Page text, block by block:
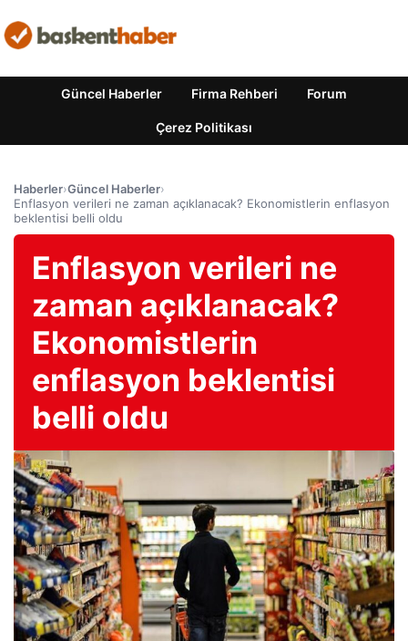
Güncel Haberler Firma Rehberi Forum
Çerez Politikası
Haberler›Güncel Haberler›
Enflasyon verileri ne zaman açıklanacak? Ekonomistlerin enflasyon
beklentisi belli oldu
Enflasyon verileri ne
zaman açıklanacak?
Ekonomistlerin
enflasyon beklentisi
belli oldu